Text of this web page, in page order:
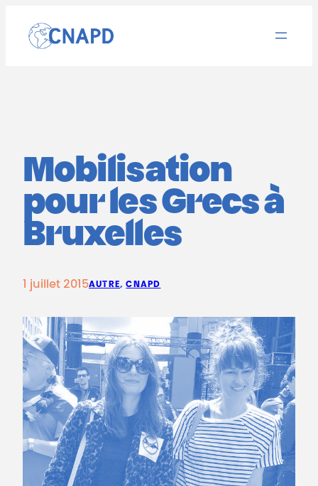
contenu
Mobilisation
pour les Grecs à
Bruxelles
1 juillet 2015AUTRE, CNAPD